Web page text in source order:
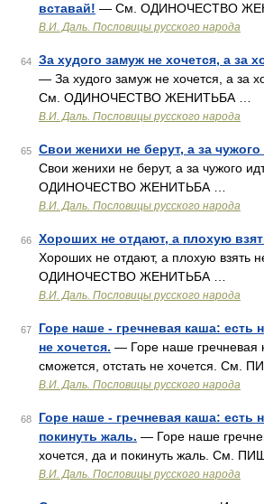
вставай! — См. ОДИНОЧЕСТВО
В.И. Даль. Пословицы русского народа
64
За худого замуж не хочется, а за
— За худого замуж не хочется, а за
См. ОДИНОЧЕСТВО ЖЕНИТЬБА …
В.И. Даль. Пословицы русского народа
65 Свои женихи не берут, а за чужого
Свои женихи не берут, а за чужого
ОДИНОЧЕСТВО ЖЕНИТЬБА …
В.И. Даль. Пословицы русского народа
66 Хороших не отдают, а плохую
Хороших не отдают, а плохую взять
ОДИНОЧЕСТВО ЖЕНИТЬБА …
В.И. Даль. Пословицы русского народа
67
Горе наше - гречневая каша: есть
не хочется. — Горе наше гречневая
сможется, отстать не хочется. См.
В.И. Даль. Пословицы русского народа
68
Горе наше - гречневая каша: есть
покинуть жаль. — Горе наше
хочется, да и покинуть жаль. См.
В.И. Даль. Пословицы русского народа